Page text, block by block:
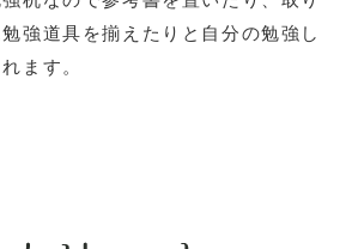
強道具を揃えたりと自分の勉強し
ます。